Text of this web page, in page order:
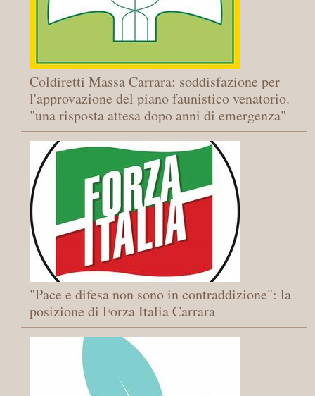
Coldiretti Massa Carrara: soddisfazione per
l'approvazione del piano faunistico venatorio.
"una risposta attesa dopo anni di emergenza"
"Pace e difesa non sono in contraddizione": la
posizione di Forza Italia Carrara